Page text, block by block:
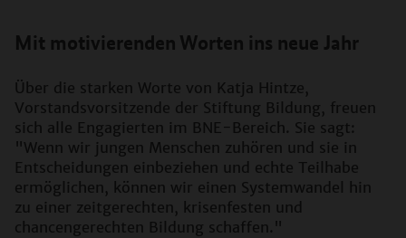
Mit motivierenden Worten ins neue Jahr
Über die starken Worte von Katja Hintze,
Vorstandsvorsitzende der Stiftung Bildung, freuen
sich alle Engagierten im BNE-Bereich. Sie sagt:
"Wenn wir jungen Menschen zuhören und sie in
Entscheidungen einbeziehen und echte Teilhabe
ermöglichen, können wir einen Systemwandel hin
zu einer zeitgerechten, krisenfesten und
chancengerechten Bildung schaffen."